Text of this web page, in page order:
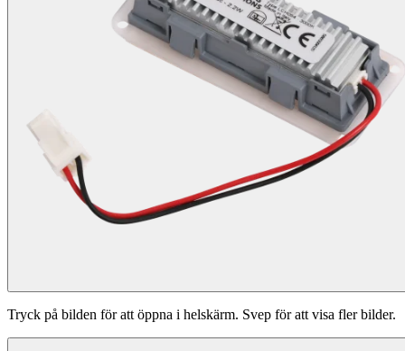
Tryck på bilden för att öppna i helskärm. Svep för att visa fler bilder.